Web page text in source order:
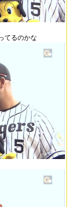
てるのかな